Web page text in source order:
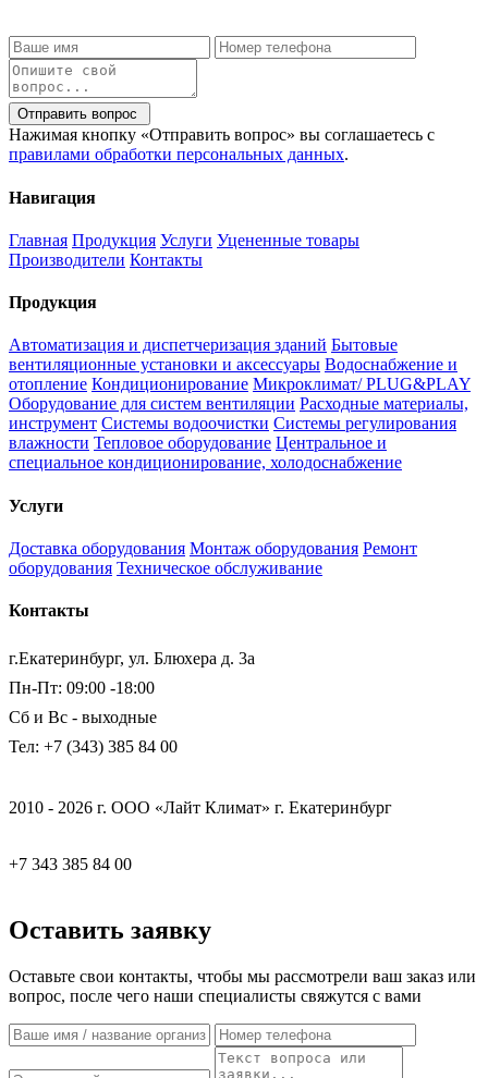
Отправить вопрос
Нажимая кнопку «Отправить вопрос» вы соглашаетесь с
правилами обработки персональных данных.
Навигация
Главная Продукция Услуги Уцененные товары
Производители Контакты
Продукция
Автоматизация и диспетчеризация зданий Бытовые
вентиляционные установки и аксессуары Водоснабжение и
отопление Кондиционирование Микроклимат/ PLUG&PLAY
Оборудование для систем вентиляции Расходные материалы,
инструмент Системы водоочистки Системы регулирования
влажности Тепловое оборудование Центральное и
специальное кондиционирование, холодоснабжение
Услуги
Доставка оборудования Монтаж оборудования Ремонт
оборудования Техническое обслуживание
Контакты
г.Екатеринбург, ул. Блюхера д. 3а
Пн-Пт: 09:00 -18:00
Сб и Вс - выходные
Тел: +7 (343) 385 84 00
2010 - 2026 г. ООО «Лайт Климат» г. Екатеринбург
+7 343 385 84 00
Оставить заявку
Оставьте свои контакты, чтобы мы рассмотрели ваш заказ или
вопрос, после чего наши специалисты свяжутся с вами